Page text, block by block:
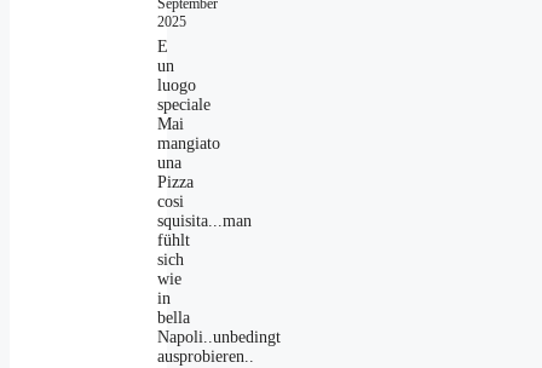
September
2025
E
un
luogo
speciale
Mai
mangiato
una
Pizza
cosi
squisita...man
fühlt
sich
wie
in
bella
Napoli..unbedingt
ausprobieren..